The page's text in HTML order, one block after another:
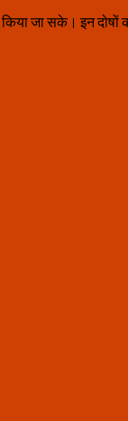
जा सके। इन दोषों